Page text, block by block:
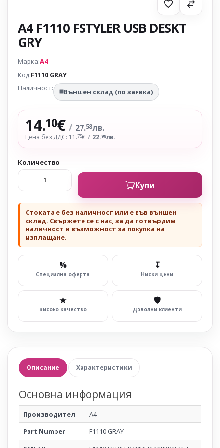
A4 F1110 FSTYLER USB DESKT
GRY
Марка:A4
Код:F1110 GRAY
Наличност:
Външен склад (по заявка)
14.10€ / 27.58лв.
Цена без ДДС: 11.75€ / 22.98лв.
Количество
Купи
Стоката е без наличност или е във външен
склад. Свържете се с нас, за да потвърдим
наличност и възможност за покупка на
изплащане.
%
Специална оферта
↧
Ниски цени
★
Високо качество
🛡
Доволни клиенти
Описание Характеристики
Основна информация
Производител
A4
Part Number
F1110 GRAY